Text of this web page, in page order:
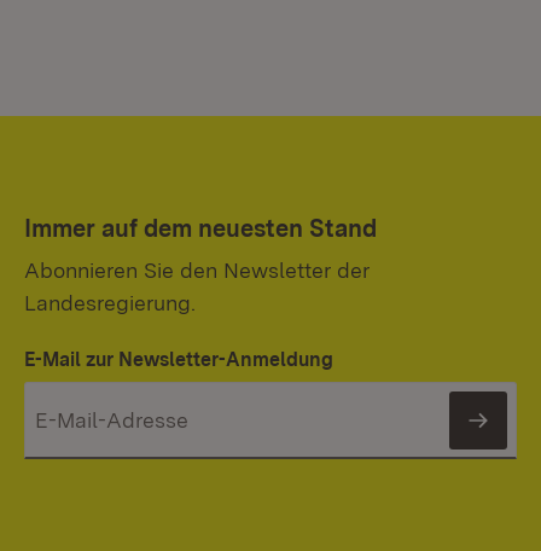
Immer auf dem neuesten Stand
Abonnieren Sie den Newsletter der
Landesregierung.
E-Mail zur Newsletter-Anmeldung